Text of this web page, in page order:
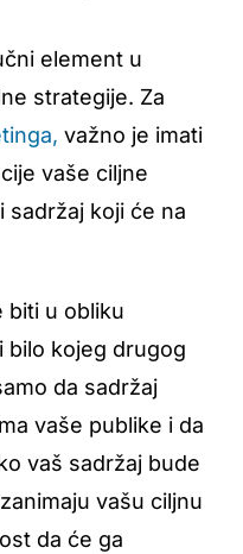
element u
strategije. Za
važno je imati
vaše ciljne
sadržaj koji će na
biti u obliku
bilo kojeg drugog
da sadržaj
vaše publike i da
vaš sadržaj bude
vašu ciljnu
da će ga